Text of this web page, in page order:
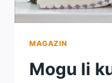
MAGAZIN
Mogu li